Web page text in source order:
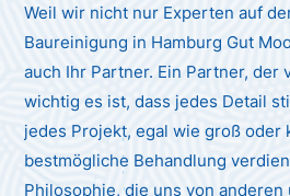
Weil wir nicht nur Experten auf
Baureinigung in Hamburg Gut
auch Ihr Partner. Ein Partner, der
wichtig es ist, dass jedes Detail
jedes Projekt, egal wie groß oder
bestmögliche Behandlung
Philosophie, die uns von